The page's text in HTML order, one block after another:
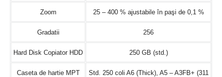
Zoom 25 – 400 % ajustabile în paşi de 0,1 %
Gradatii 256
Hard Disk Copiator HDD 250 GB (std.)
Caseta de hartie MPT
Std. 250 coli A6 (Thick), A5 – A3FB+ (311